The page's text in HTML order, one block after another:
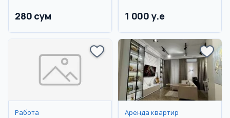
280 сум 1 000 y.e
Работа Аренда квартир